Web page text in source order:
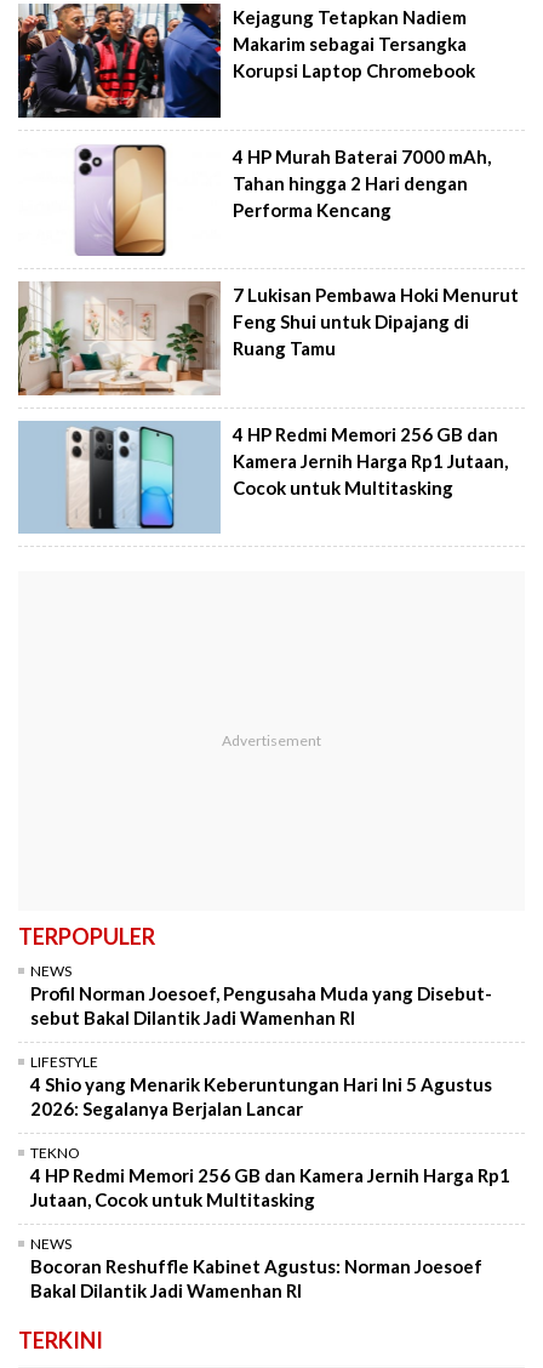
Kejagung Tetapkan Nadiem
Makarim sebagai Tersangka
Korupsi Laptop Chromebook
4 HP Murah Baterai 7000 mAh,
Tahan hingga 2 Hari dengan
Performa Kencang
7 Lukisan Pembawa Hoki Menurut
Feng Shui untuk Dipajang di
Ruang Tamu
4 HP Redmi Memori 256 GB dan
Kamera Jernih Harga Rp1 Jutaan,
Cocok untuk Multitasking
TERPOPULER
NEWS
Profil Norman Joesoef, Pengusaha Muda yang Disebut-
sebut Bakal Dilantik Jadi Wamenhan RI
LIFESTYLE
4 Shio yang Menarik Keberuntungan Hari Ini 5 Agustus
2026: Segalanya Berjalan Lancar
TEKNO
4 HP Redmi Memori 256 GB dan Kamera Jernih Harga Rp1
Jutaan, Cocok untuk Multitasking
NEWS
Bocoran Reshuffle Kabinet Agustus: Norman Joesoef
Bakal Dilantik Jadi Wamenhan RI
TERKINI